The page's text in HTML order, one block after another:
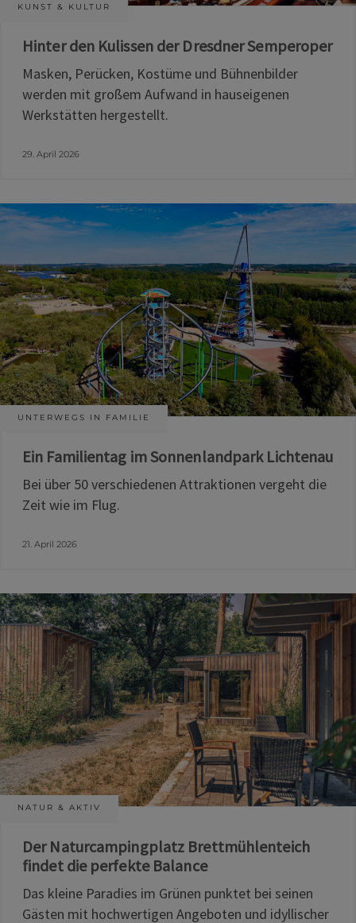
KUNST & KULTUR
Hinter den Kulissen der Dresdner Semperoper
Masken, Perücken, Kostüme und Bühnenbilder
werden mit großem Aufwand in hauseigenen
Werkstätten hergestellt.
29. April 2026
UNTERWEGS IN FAMILIE
Ein Familientag im Sonnenlandpark Lichtenau
Bei über 50 verschiedenen Attraktionen vergeht die
Zeit wie im Flug.
21. April 2026
NATUR & AKTIV
Der Naturcampingplatz Brettmühlenteich
findet die perfekte Balance
Das kleine Paradies im Grünen punktet bei seinen
Gästen mit hochwertigen Angeboten und idyllischer